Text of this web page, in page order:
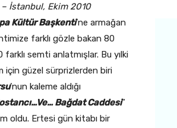
– İstanbul, Ekim 2010
Kültür Başkenti’ne armağan
farklı gözle bakan 80
semti anlatmışlar. Bu yılki
için güzel sürprizlerden biri
’nun kaleme aldığı
Bağdat Caddesi”
oldu. Ertesi gün kitabı bir